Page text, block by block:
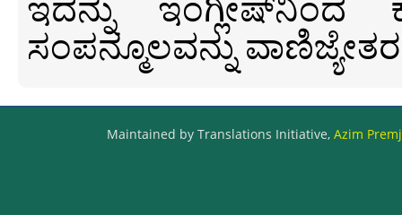
ಸಂಪನ್ಮೂಲವನ್ನು
Maintained by Translations Initiative, Azim